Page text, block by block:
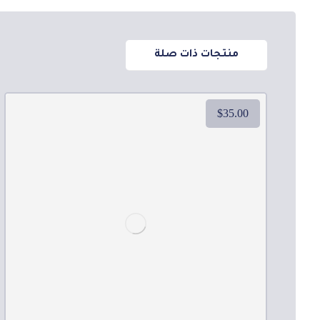
منتجات ذات صلة
$35.00